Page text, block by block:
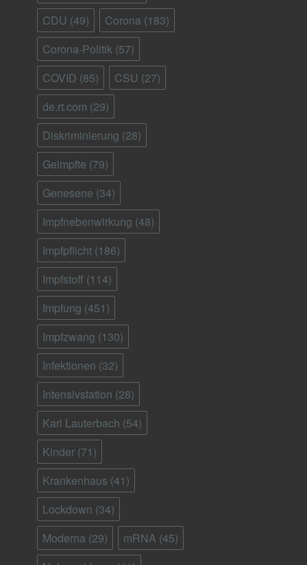
CDU (49) Corona (183)
Corona-Politik (57)
COVID (85) CSU (27)
de.rt.com (29)
Diskriminierung (28)
Geimpfte (79)
Genesene (34)
Impfnebenwirkung (48)
Impfpflicht (186)
Impfstoff (114)
Impfung (451)
Impfzwang (130)
Infektionen (32)
Intensivstation (28)
Karl Lauterbach (54)
Kinder (71)
Krankenhaus (41)
Lockdown (34)
Moderna (29) mRNA (45)